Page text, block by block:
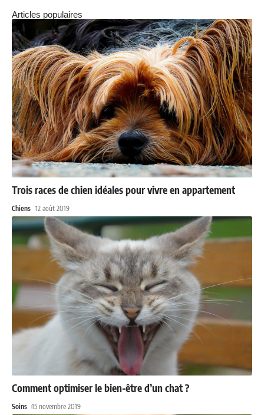
Articles populaires
Trois races de chien idéales pour vivre en appartement
Chiens 12 août 2019
Comment optimiser le bien-être d’un chat ?
Soins 15 novembre 2019